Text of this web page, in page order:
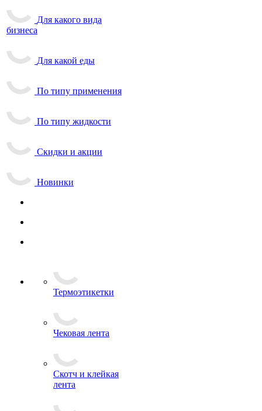
Для какого вида
бизнеса
Для какой еды
По типу применения
По типу жидкости
Скидки и акции
Новинки
Термоэтикетки
Чековая лента
Скотч и клейкая
лента